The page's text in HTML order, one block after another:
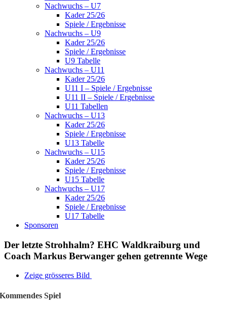
Nachwuchs – U7
Kader 25/26
Spiele / Ergebnisse
Nachwuchs – U9
Kader 25/26
Spiele / Ergebnisse
U9 Tabelle
Nachwuchs – U11
Kader 25/26
U11 I – Spiele / Ergebnisse
U11 II – Spiele / Ergebnisse
U11 Tabellen
Nachwuchs – U13
Kader 25/26
Spiele / Ergebnisse
U13 Tabelle
Nachwuchs – U15
Kader 25/26
Spiele / Ergebnisse
U15 Tabelle
Nachwuchs – U17
Kader 25/26
Spiele / Ergebnisse
U17 Tabelle
Sponsoren
Der letzte Strohhalm? EHC Waldkraiburg und
Coach Markus Berwanger gehen getrennte Wege
Zeige grösseres Bild
Kommendes Spiel